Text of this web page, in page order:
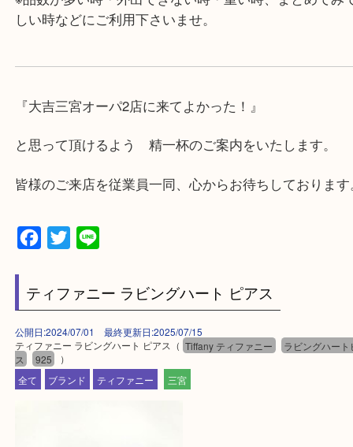
ミント神戸の東側、ダイエー神戸三宮の３階です。
★当店の特徴★
グモール内にあります。
・査定中に外出可能です。ショッピングやランチ
・三宮駅の地下を通って頂ければ天候に左右されず
けます。
・近隣にコインパーキングが多数あるので、お車で
にも便利です。